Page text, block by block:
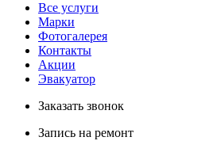
Все услуги
Марки
Фотогалерея
Контакты
Акции
Эвакуатор
Заказать звонок
Запись на ремонт